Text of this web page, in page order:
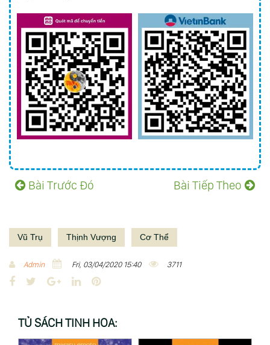
Bài Trước Đó Bài Tiếp Theo
Vũ Trụ Thịnh Vượng Cơ Thể
Admin Fri, 03/04/2020 15:40 3711
t
g
k
P
t
TỦ SÁCH TINH HOA: